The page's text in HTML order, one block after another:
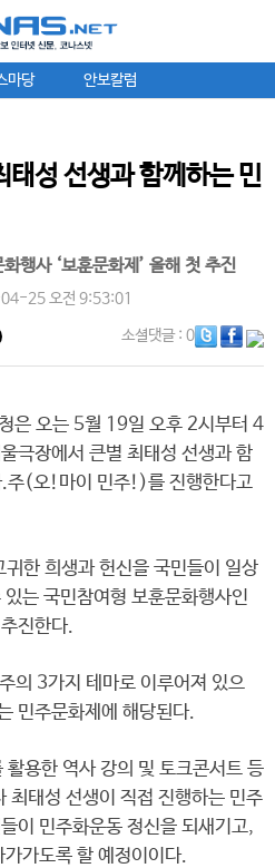
마당 안보칼럼
성 선생과 함께하는 민
행사 ‘보훈문화제’ 올해 첫 추진
25 오전 9:53:01
소셜댓글: 0
은 오는 5월 19일 오후 2시부터 4
극장에서 큰별 최태성 선생과 함
.주(오!마이 민주!)를 진행한다고
한 희생과 헌신을 국민들이 일상
는 국민참여형 보훈문화행사인
진한다.
의 3가지 테마로 이루어져 있으
민주문화제에 해당된다.
용한 역사 강의 및 토크콘서트 등
최태성 선생이 직접 진행하는 민주
이 민주화운동 정신을 되새기고,
가도록 할 예정이이다.